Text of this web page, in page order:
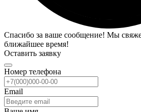
Спасибо за ваше сообщение! Мы
ближайшее время!
Оставить заявку
Номер телефона
Email